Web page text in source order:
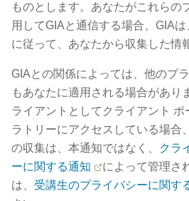
ものとします。あなたがこれらの
用してGIAと通信する場合、GIA
に従って、あなたから収集した情
GIAとの関係によっては、他のプ
もあなたに適用される場合があり
ライアントとしてクライアント
ラトリーにアクセスしている場合
の収集は、本通知ではなく、
クラ
ーに関する通知
によって管理さ
は、 受講生のプライバシーに関す